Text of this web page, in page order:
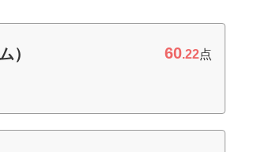
） 60.22点